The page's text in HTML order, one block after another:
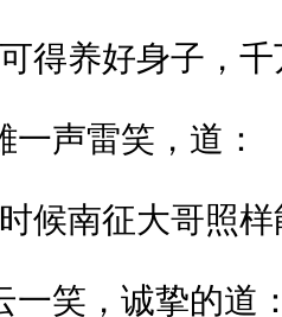
得养好身子，千
声雷笑，道：
候南征大哥照样
笑，诚挚的道